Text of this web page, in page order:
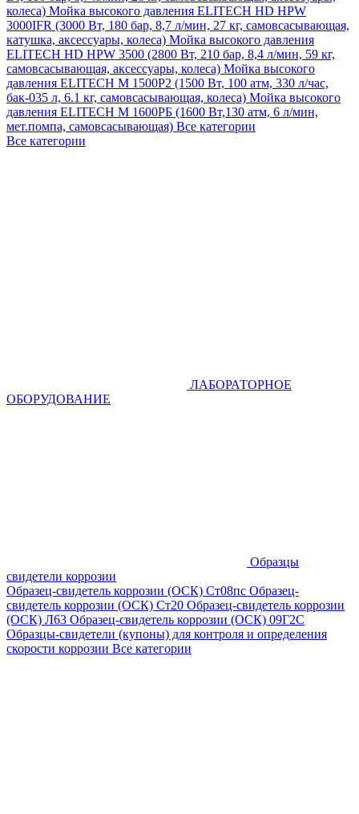
колеса) Мойка высокого давления ELITECH HD HPW
3000IFR (3000 Вт, 180 бар, 8,7 л/мин, 27 кг, самовсасывающая,
катушка, аксессуары, колеса) Мойка высокого давления
ELITECH HD HPW 3500 (2800 Вт, 210 бар, 8,4 л/мин, 59 кг,
самовсасывающая, аксессуары, колеса) Мойка высокого
давления ELITECH M 1500P2 (1500 Вт, 100 атм, 330 л/час,
бак-035 л, 6.1 кг, самовсасывающая, колеса) Мойка высокого
давления ELITECH М 1600РБ (1600 Вт,130 атм, 6 л/мин,
мет.помпа, самовсасывающая) Все категории
Все категории
ЛАБОРАТОРНОЕ
ОБОРУДОВАНИЕ
Образцы
свидетели коррозии
Образец-свидетель коррозии (ОСК) Ст08пс Образец-
свидетель коррозии (ОСК) Ст20 Образец-свидетель коррозии
(ОСК) Л63 Образец-свидетель коррозии (ОСК) 09Г2С
Образцы-свидетели (купоны) для контроля и определения
скорости коррозии Все категории